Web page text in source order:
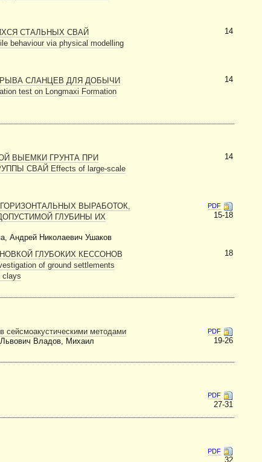
СТАЛЬНЫХ СВАЙ
behaviour via physical modelling
14
СЛАНЦЕВ ДЛЯ ДОБЫЧИ
test on Longmaxi Formation
14
ВЫЕМКИ ГРУНТА ПРИ
СВАЙ Effects of large-scale
14
ВЫРАБОТОК,
ГЛУБИНЫ ИХ
Андрей Николаевич Ушаков
PDF
15-18
ГЛУБОКИХ КЕССОНОВ
of ground settlements
clays
18
сейсмоакустическими методами
Владов, Михаил
PDF
19-26
PDF
27-31
PDF